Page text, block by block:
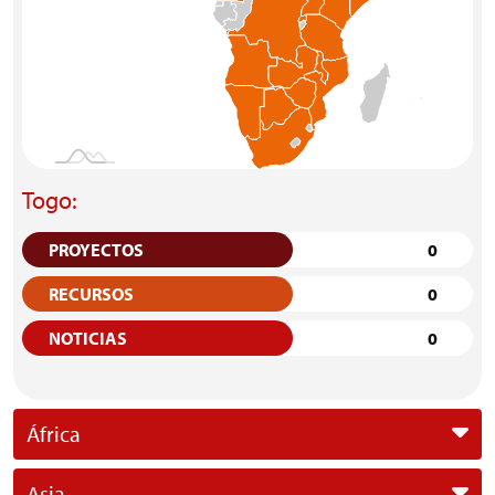
Togo:
PROYECTOS
0
RECURSOS
0
NOTICIAS
0
África